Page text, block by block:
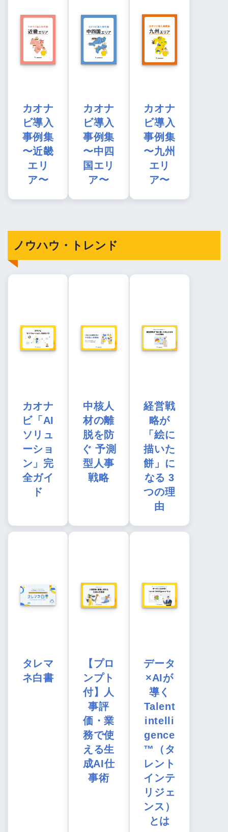
カオナ
ビ導入
事例集
〜近畿
エリ
ア〜
カオナ
ビ導入
事例集
〜中四
国エリ
ア〜
カオナ
ビ導入
事例集
〜九州
エリ
ア〜
ノウハウ・トレンド
カオナ
ビ「AI
ソリュ
ーショ
ン」完
全ガイ
ド
中核人
材の離
脱を防
ぐ 予測
型人事
戦略
経営戦
略が
「絵に
描いた
餅」に
なる 3
つの理
由
タレマ
ネ白書
【プロ
ンプト
付】人
事評
価・業
務で使
える生
成AI仕
事術
データ
×AIが
導く
Talent
intelli
gence
™（タ
レント
インテ
リジェ
ンス）
とは